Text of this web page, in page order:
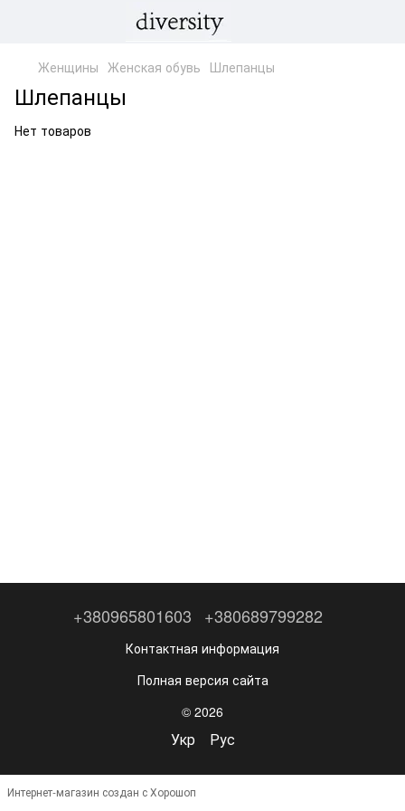
Женщины Женская обувь Шлепанцы
Шлепанцы
Нет товаров
+380965801603 +380689799282
Контактная информация
Полная версия сайта
© 2026
Укр Рус
Интернет-магазин создан с Хорошоп